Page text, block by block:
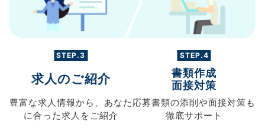
STEP.3
求人のご紹介
豊富な求人情報から、 あなた
に合った求人を ご紹介
STEP.4
書類作成
面接対策
応募書類の添削や面接対策も
徹底サポート